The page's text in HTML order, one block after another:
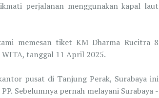
perjalanan menggunakan kapal laut
memesan tiket KM Dharma Rucitra 8
tanggal 11 April 2025.
pusat di Tanjung Perak, Surabaya ini
Sebelumnya pernah melayani Surabaya -